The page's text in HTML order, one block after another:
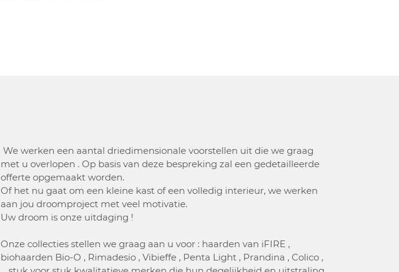
We werken een aantal driedimensionale voorstellen uit die we graag
met u overlopen . Op basis van deze bespreking zal een gedetailleerde
offerte opgemaakt worden.
Of het nu gaat om een kleine kast of een volledig interieur, we werken
aan jou droomproject met veel motivatie.
Uw droom is onze uitdaging !
Onze collecties stellen we graag aan u voor : haarden van iFIRE ,
biohaarden Bio-O , Rimadesio , Vibieffe , Penta Light , Prandina , Colico ,